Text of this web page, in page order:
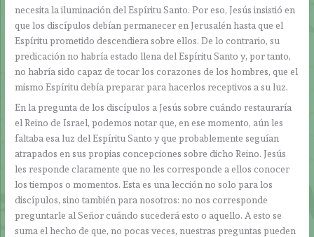
necesita la iluminación del Espíritu Santo. Por eso, Jesús insistió en
que los discípulos debían permanecer en Jerusalén hasta que el
Espíritu prometido descendiera sobre ellos. De lo contrario, su
predicación no habría estado llena del Espíritu Santo y, por tanto,
no habría sido capaz de tocar los corazones de los hombres, que el
mismo Espíritu debía preparar para hacerlos receptivos a su luz.
En la pregunta de los discípulos a Jesús sobre cuándo restauraría
el Reino de Israel, podemos notar que, en ese momento, aún les
faltaba esa luz del Espíritu Santo y que probablemente seguían
atrapados en sus propias concepciones sobre dicho Reino. Jesús
les responde claramente que no les corresponde a ellos conocer
los tiempos o momentos. Esta es una lección no solo para los
discípulos, sino también para nosotros: no nos corresponde
preguntarle al Señor cuándo sucederá esto o aquello. A esto se
suma el hecho de que, no pocas veces, nuestras preguntas pueden